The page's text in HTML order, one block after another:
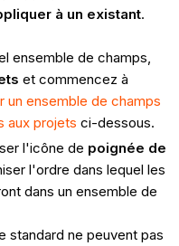
à un existant.
ensemble de champs,
et commencez à
un ensemble de champs
aux projets ci-dessous.
l'icône de poignée de
l'ordre dans lequel les
dans un ensemble de
standard ne peuvent pas